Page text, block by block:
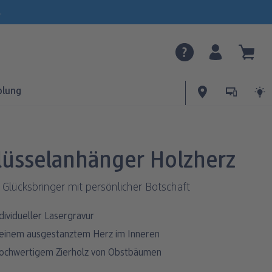
.
Holzherz
Glücksbringer mit persönlicher Botschaft
Lasergravur
ausgestanztem Herz im Inneren
Zierholz von Obstbäumen